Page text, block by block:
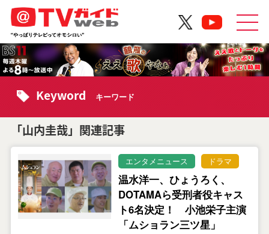
Keyword キーワード
「山内圭哉」関連記事
エンタメニュース ドラマ
温水洋一、ひょうろく、
DOTAMAら受刑者役キャス
ト6名決定！ 小池栄子主演
「ムショラン三ツ星」